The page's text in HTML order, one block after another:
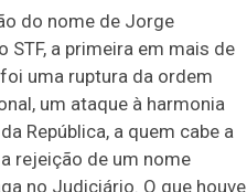
do nome de Jorge
STF, a primeira em mais de
uma ruptura da ordem
um ataque à harmonia
República, a quem cabe a
rejeição de um nome
no Judiciário. O que houve